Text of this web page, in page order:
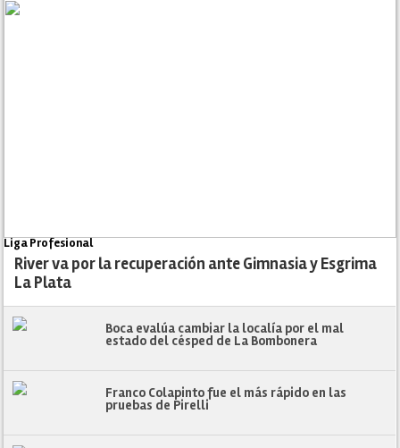
Liga Profesional
River va por la recuperación ante Gimnasia y Esgrima
La Plata
Boca evalúa cambiar la localía por el mal
estado del césped de La Bombonera
Franco Colapinto fue el más rápido en las
pruebas de Pirelli